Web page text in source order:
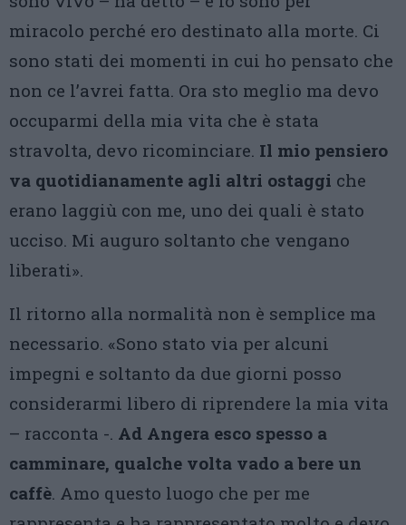
miracolo perché ero destinato alla morte. Ci
sono stati dei momenti in cui ho pensato che
non ce l’avrei fatta. Ora sto meglio ma devo
occuparmi della mia vita che è stata
stravolta, devo ricominciare. Il mio pensiero
va quotidianamente agli altri ostaggi che
erano laggiù con me, uno dei quali è stato
ucciso. Mi auguro soltanto che vengano
liberati».
Il ritorno alla normalità non è semplice ma
necessario. «Sono stato via per alcuni
impegni e soltanto da due giorni posso
considerarmi libero di riprendere la mia vita
– racconta -. Ad Angera esco spesso a
camminare, qualche volta vado a bere un
caffè. Amo questo luogo che per me